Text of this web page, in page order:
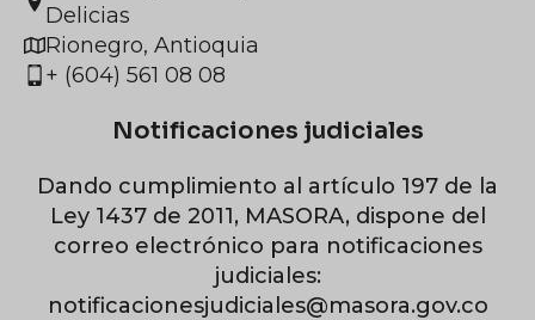
Delicias
Rionegro, Antioquia
+ (604) 561 08 08
Notificaciones judiciales
Dando cumplimiento al artículo 197 de la
Ley 1437 de 2011, MASORA, dispone del
correo electrónico para notificaciones
judiciales:
notificacionesjudiciales@masora.gov.co